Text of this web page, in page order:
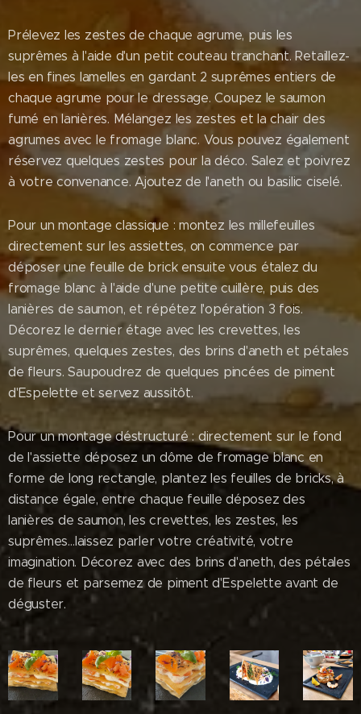
Prélevez les zestes de chaque agrume, puis les
suprêmes à l'aide d'un petit couteau tranchant. Retaillez-
les en fines lamelles en gardant 2 suprêmes entiers de
chaque agrume pour le dressage. Coupez le saumon
fumé en lanières. Mélangez les zestes et la chair des
agrumes avec le fromage blanc. Vous pouvez également
réservez quelques zestes pour la déco. Salez et poivrez
à votre convenance. Ajoutez de l'aneth ou basilic ciselé.
Pour un montage classique : montez les millefeuilles
directement sur les assiettes, on commence par
déposer une feuille de brick ensuite vous étalez du
fromage blanc à l'aide d'une petite cuillère, puis des
lanières de saumon, et répétez l'opération 3 fois.
Décorez le dernier étage avec les crevettes, les
suprêmes, quelques zestes, des brins d'aneth et pétales
de fleurs. Saupoudrez de quelques pincées de piment
d'Espelette et servez aussitôt.
Pour un montage déstructuré : directement sur le fond
de l'assiette déposez un dôme de fromage blanc en
forme de long rectangle, plantez les feuilles de bricks, à
distance égale, entre chaque feuille déposez des
lanières de saumon, les crevettes, les zestes, les
suprêmes…laissez parler votre créativité, votre
imagination. Décorez avec des brins d'aneth, des pétales
de fleurs et parsemez de piment d'Espelette avant de
déguster.